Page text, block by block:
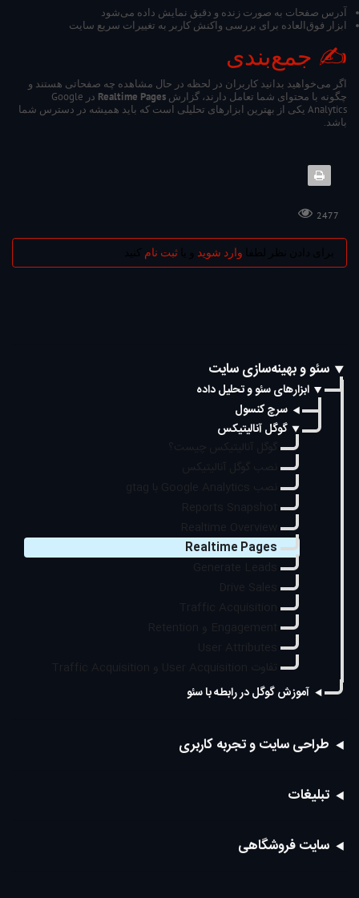
آدرس صفحات به صورت زنده و دقیق نمایش داده می‌شود
ابزار فوق‌العاده برای بررسی واکنش کاربر به تغییرات سریع سایت
✍️ جمع‌بندی
اگر می‌خواهید بدانید کاربران در لحظه در حال مشاهده چه صفحاتی هستند و
چگونه با محتوای شما تعامل دارند، گزارش Realtime Pages
در Google
Analytics یکی از بهترین ابزارهای تحلیلی است که باید همیشه در دسترس شما
باشد.
2477
وارد شوید ثبت نام
سئو و بهینه‌سازی سایت
ابزارهای سئو و تحلیل داده
سرچ کنسول
گوگل آنالیتیکس
Realtime Pages
آموزش گوگل در رابطه با سئو
طراحی سایت و تجربه کاربری
تبلیغات
سایت فروشگاهی